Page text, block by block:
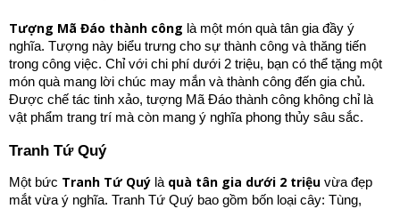
Tượng Mã Đáo thành công là một món quà tân gia đầy ý
nghĩa. Tượng này biểu trưng cho sự thành công và thăng tiến
trong công việc. Chỉ với chi phí dưới 2 triệu, bạn có thể tặng một
món quà mang lời chúc may mắn và thành công đến gia chủ.
Được chế tác tinh xảo, tượng Mã Đáo thành công không chỉ là
vật phẩm trang trí mà còn mang ý nghĩa phong thủy sâu sắc.
Tranh Tứ Quý
Một bức Tranh Tứ Quý là quà tân gia dưới 2 triệu vừa đẹp
mắt vừa ý nghĩa. Tranh Tứ Quý bao gồm bốn loại cây: Tùng,